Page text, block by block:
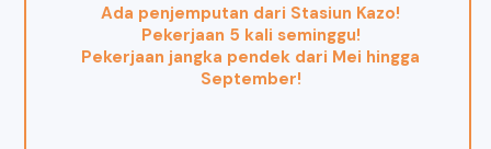
Ada penjemputan dari Stasiun Kazo!
Pekerjaan 5 kali seminggu!
Pekerjaan jangka pendek dari Mei hingga
September!